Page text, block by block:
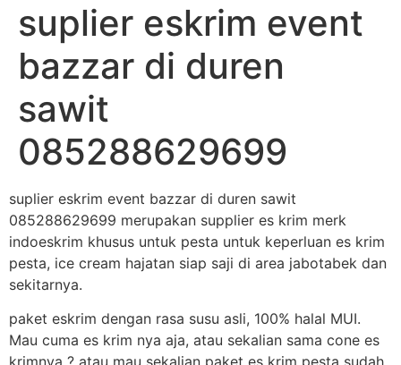
suplier eskrim event
bazzar di duren
sawit
085288629699
suplier eskrim event bazzar di duren sawit
085288629699 merupakan supplier es krim merk
indoeskrim khusus untuk pesta untuk keperluan es krim
pesta, ice cream hajatan siap saji di area jabotabek dan
sekitarnya.
paket eskrim dengan rasa susu asli, 100% halal MUI.
Mau cuma es krim nya aja, atau sekalian sama cone es